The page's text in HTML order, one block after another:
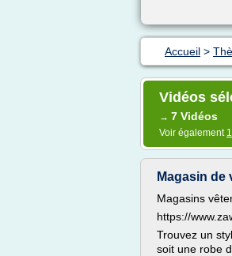
Accueil >
Vidéos
→ 7 Vidéos
Voir également
Magasin de
Magasins
https://
Trouvez un
soit une robe